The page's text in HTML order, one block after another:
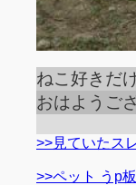
ねこ好きだ
おはようご
>>見ていたス
>>ペット うp